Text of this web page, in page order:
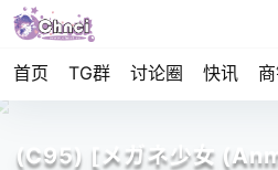
首页 TG群 讨论圈 快讯
(C95) [メガネ少女